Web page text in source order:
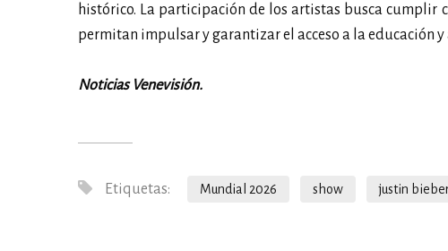
histórico. La participación de los artistas busca cumplir
permitan impulsar y garantizar el acceso a la educación
Noticias Venevisión.
Etiquetas: Mundial 2026 show justin